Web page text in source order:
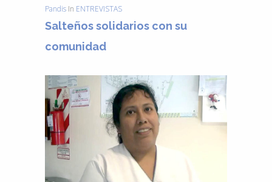
Pandis In ENTREVISTAS
Salteños solidarios con su
comunidad